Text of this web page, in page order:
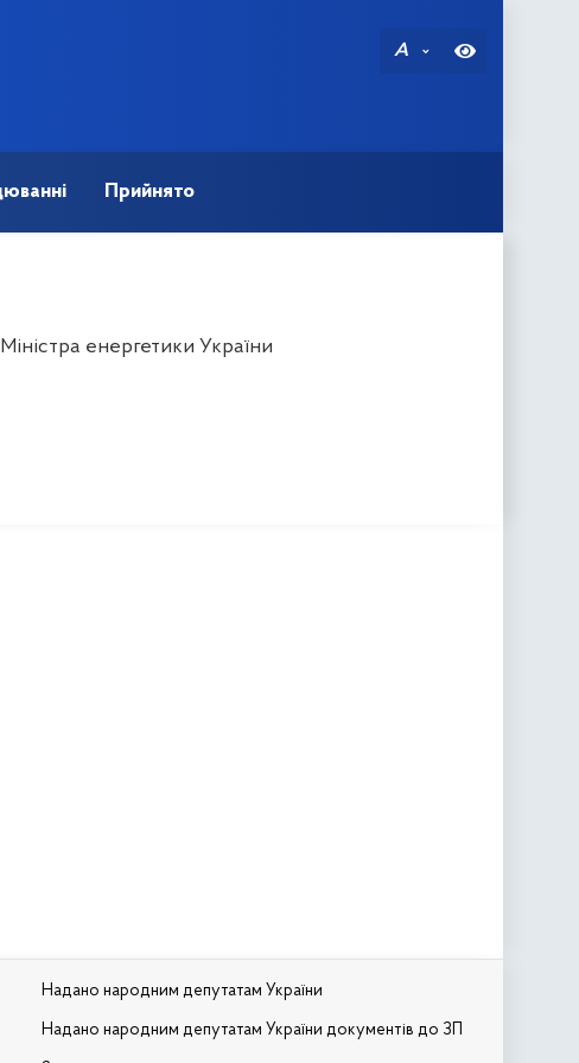
A
Прийнято
енергетики України
Надано народним депутатам України
Надано народним депутатам України документів до ЗП